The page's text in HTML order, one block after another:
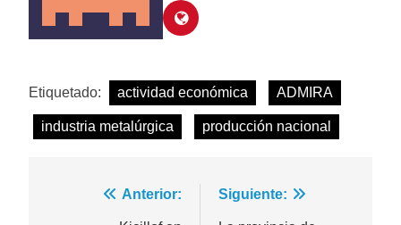
Etiquetado: actividad económica ADMIRA
industria metalúrgica producción nacional
Navegación
Anterior: Siguiente: